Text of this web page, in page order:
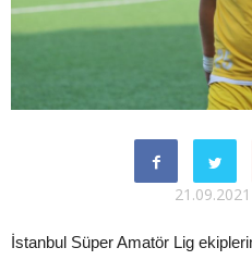
İstanbul Süper Amatör Lig